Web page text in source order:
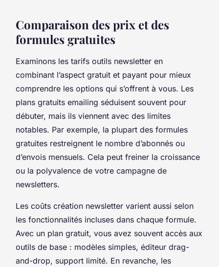
Comparaison des prix et des
formules gratuites
Examinons les tarifs outils newsletter en
combinant l’aspect gratuit et payant pour mieux
comprendre les options qui s’offrent à vous. Les
plans gratuits emailing séduisent souvent pour
débuter, mais ils viennent avec des limites
notables. Par exemple, la plupart des formules
gratuites restreignent le nombre d’abonnés ou
d’envois mensuels. Cela peut freiner la croissance
ou la polyvalence de votre campagne de
newsletters.
Les coûts création newsletter varient aussi selon
les fonctionnalités incluses dans chaque formule.
Avec un plan gratuit, vous avez souvent accès aux
outils de base : modèles simples, éditeur drag-
and-drop, support limité. En revanche, les